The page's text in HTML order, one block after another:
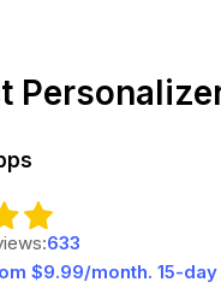
633
$9.99/month. 15-